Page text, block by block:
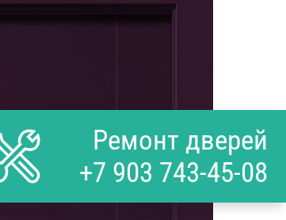
Ремонт дверей
+7 903 743-45-08